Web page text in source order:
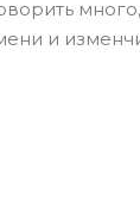
и